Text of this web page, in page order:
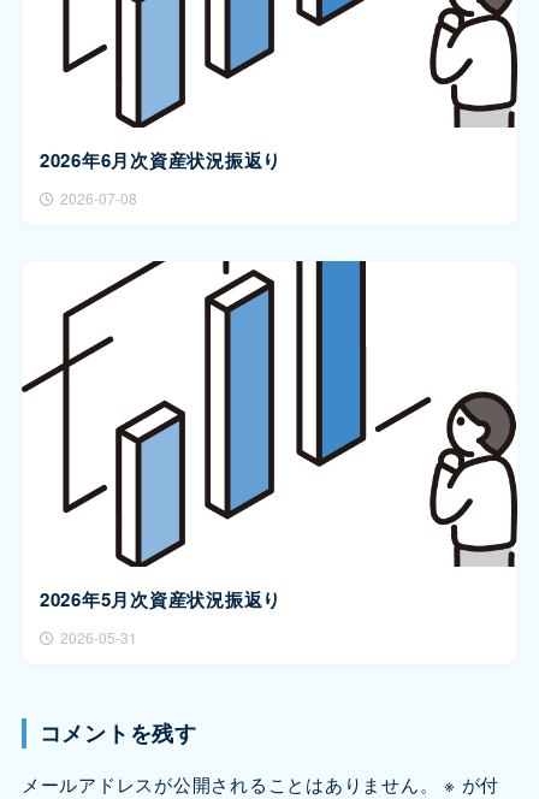
2026年6月次資産状況振返り
2026-07-08
2026年5月次資産状況振返り
2026-05-31
コメントを残す
メールアドレスが公開されることはありません。 ※ が付